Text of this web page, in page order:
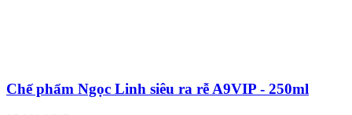
Chế phẩm Ngọc Linh siêu ra rễ A9VIP - 250ml